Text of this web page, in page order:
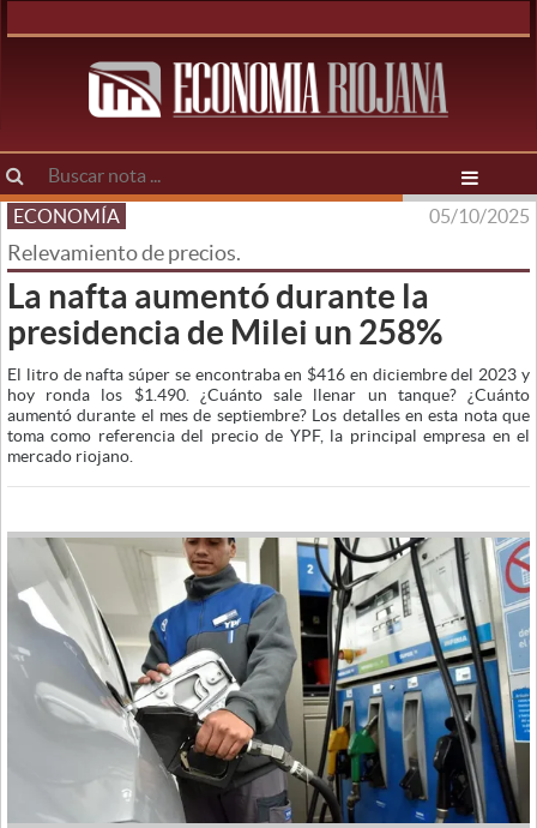
ECONOMÍA 05/10/2025
Relevamiento de precios.
La nafta aumentó durante la
presidencia de Milei un 258%
El litro de nafta súper se encontraba en $416 en diciembre del 2023 y
hoy ronda los $1.490. ¿Cuánto sale llenar un tanque? ¿Cuánto
aumentó durante el mes de septiembre? Los detalles en esta nota que
toma como referencia del precio de YPF, la principal empresa en el
mercado riojano.